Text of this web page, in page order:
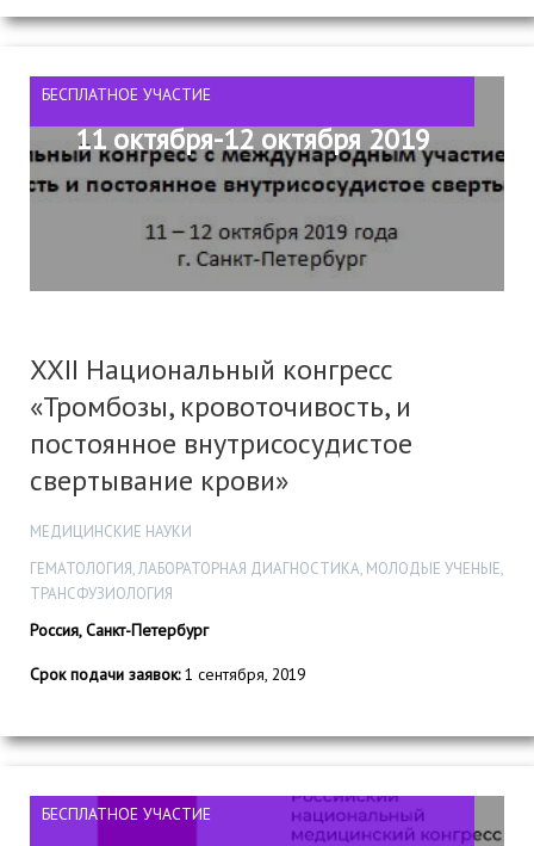
БЕСПЛАТНОЕ УЧАСТИЕ
11 октября-12 октября 2019
XXII Национальный конгресс
«Тромбозы, кровоточивость, и
постоянное внутрисосудистое
свертывание крови»
МЕДИЦИНСКИЕ НАУКИ
ГЕМАТОЛОГИЯ, ЛАБОРАТОРНАЯ ДИАГНОСТИКА, МОЛОДЫЕ УЧЕНЫЕ,
ТРАНСФУЗИОЛОГИЯ
Россия, Санкт-Петербург
Срок подачи заявок:1 сентября, 2019
БЕСПЛАТНОЕ УЧАСТИЕ